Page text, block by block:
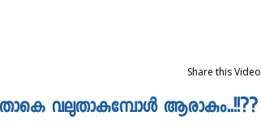
Share this Video
വലുതാകുമ്പോൾ ആരാകും..!!??